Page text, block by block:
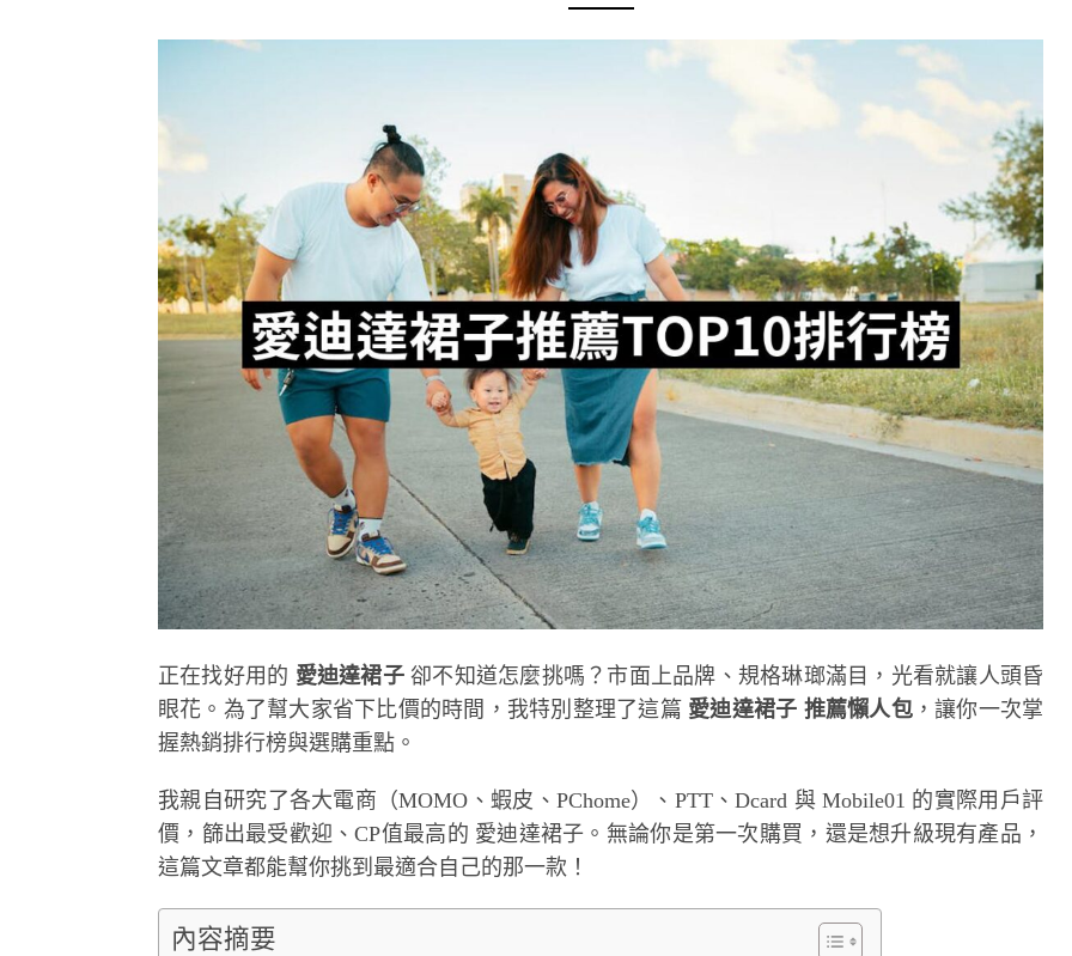
正在找好用的 愛迪達裙子卻不知道怎麼挑嗎？市面上品牌、規格琳瑯滿目，光看就讓人頭昏
眼花。為了幫大家省下比價的時間，我特別整理了這篇 愛迪達裙子 推薦懶人包，讓你一次掌
握熱銷排行榜與選購重點。
我親自研究了各大電商（MOMO、蝦皮、PChome）、PTT、Dcard 與 Mobile01 的實際用戶評
價，篩出最受歡迎、CP值最高的 愛迪達裙子。無論你是第一次購買，還是想升級現有產品，
這篇文章都能幫你挑到最適合自己的那一款！
內容摘要